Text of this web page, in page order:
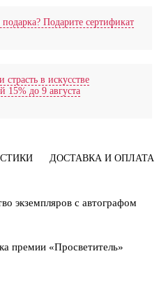
Подарите сертификат
в искусстве
15% до 9 августа
ДОСТАВКА И ОПЛАТА
экземпляров с автографом
премии «Просветитель»